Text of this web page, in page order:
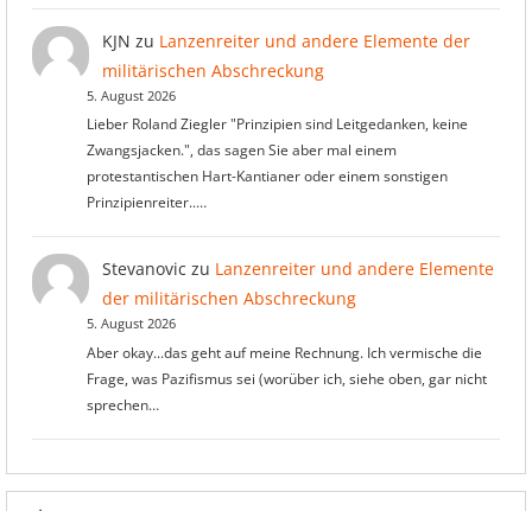
KJN zu Lanzenreiter und andere Elemente der
militärischen Abschreckung
5. August 2026
Lieber Roland Ziegler "Prinzipien sind Leitgedanken, keine
Zwangsjacken.", das sagen Sie aber mal einem
protestantischen Hart-Kantianer oder einem sonstigen
Prinzipienreiter..…
Stevanovic zu Lanzenreiter und andere Elemente
der militärischen Abschreckung
5. August 2026
Aber okay...das geht auf meine Rechnung. Ich vermische die
Frage, was Pazifismus sei (worüber ich, siehe oben, gar nicht
sprechen…